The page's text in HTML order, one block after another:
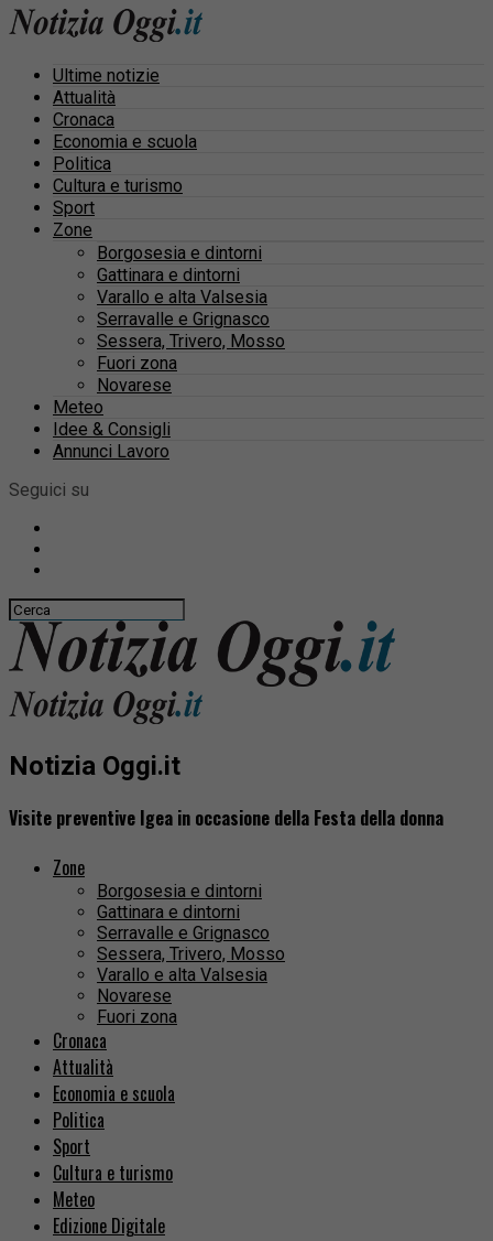
Ultime notizie
Attualità
Cronaca
Economia e scuola
Politica
Cultura e turismo
Sport
Zone
Borgosesia e dintorni
Gattinara e dintorni
Varallo e alta Valsesia
Serravalle e Grignasco
Sessera, Trivero, Mosso
Fuori zona
Novarese
Meteo
Idee & Consigli
Annunci Lavoro
Seguici su
Notizia Oggi.it
Visite preventive Igea in occasione della Festa della donna
Zone
Borgosesia e dintorni
Gattinara e dintorni
Serravalle e Grignasco
Sessera, Trivero, Mosso
Varallo e alta Valsesia
Novarese
Fuori zona
Cronaca
Attualità
Economia e scuola
Politica
Sport
Cultura e turismo
Meteo
Edizione Digitale